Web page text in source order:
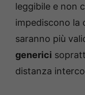
leggibile e non
impediscono la
saranno più
generici
distanza